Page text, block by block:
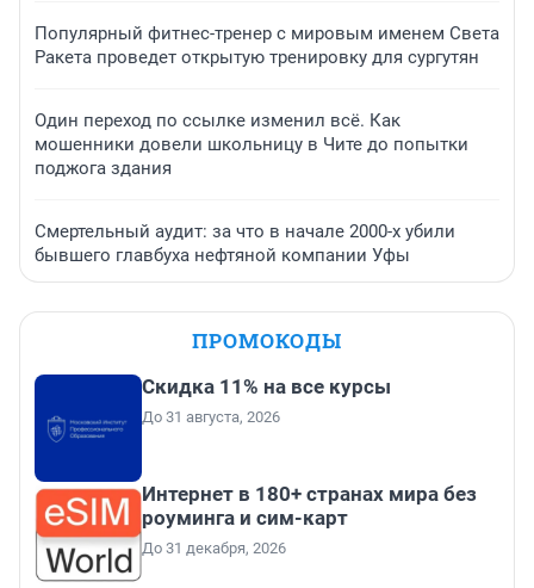
Популярный фитнес-тренер с мировым именем Света
Ракета проведет открытую тренировку для сургутян
Один переход по ссылке изменил всё. Как
мошенники довели школьницу в Чите до попытки
поджога здания
Смертельный аудит: за что в начале 2000-х убили
бывшего главбуха нефтяной компании Уфы
ПРОМОКОДЫ
Скидка 11% на все курсы
До 31 августа, 2026
Интернет в 180+ странах мира без
роуминга и сим-карт
До 31 декабря, 2026